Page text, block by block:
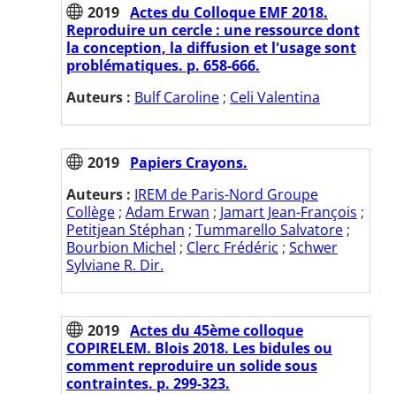
2019 Actes du Colloque EMF 2018.
Reproduire un cercle : une ressource dont
la conception, la diffusion et l'usage sont
problématiques. p. 658-666.
Auteurs : Bulf Caroline ; Celi Valentina
2019 Papiers Crayons.
Auteurs : IREM de Paris-Nord Groupe
Collège ; Adam Erwan ; Jamart Jean-François ;
Petitjean Stéphan ; Tummarello Salvatore ;
Bourbion Michel ; Clerc Frédéric ; Schwer
Sylviane R. Dir.
2019 Actes du 45ème colloque
COPIRELEM. Blois 2018. Les bidules ou
comment reproduire un solide sous
contraintes. p. 299-323.